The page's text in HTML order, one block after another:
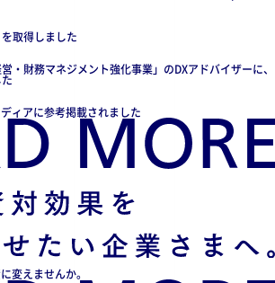
取得しました
・財務マネジメント強化事業」のDXアドバイザーに、
ィアに参考掲載されました
変えませんか。